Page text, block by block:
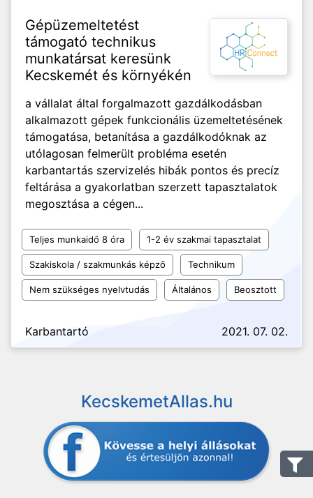
Gépüzemeltetést
támogató technikus
munkatársat keresünk
Kecskemét és környékén
a vállalat által forgalmazott gazdálkodásban
alkalmazott gépek funkcionális üzemeltetésének
támogatása, betanítása a gazdálkodóknak az
utólagosan felmerült probléma esetén
karbantartás szervizelés hibák pontos és precíz
feltárása a gyakorlatban szerzett tapasztalatok
megosztása a cégen...
Teljes munkaidő 8 óra 1-2 év szakmai tapasztalat
Szakiskola / szakmunkás képző Technikum
Nem szükséges nyelvtudás Általános Beosztott
Karbantartó 2021. 07. 02.
KecskemetAllas.hu